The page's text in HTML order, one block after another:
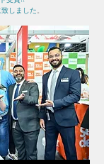
しました